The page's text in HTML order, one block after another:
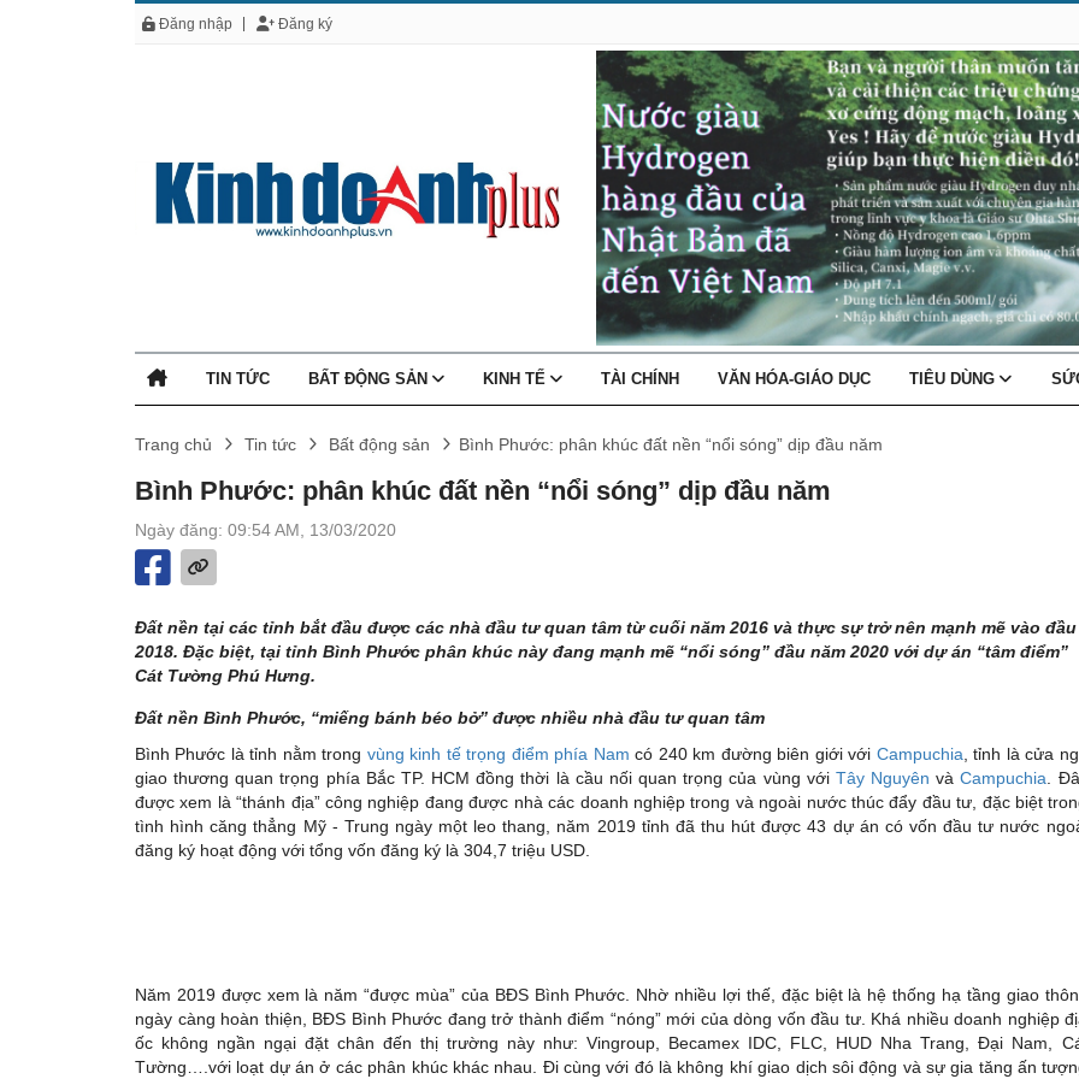
Đăng nhập Đăng ký
TIN TỨC BẤT ĐỘNG SẢN KINH TẾ TÀI CHÍNH VĂN HÓA-GIÁO DỤC TIÊU DÙNG
Trang chủ Tin tức Bất động sản Bình Phước: phân khúc đất nền “nổi sóng” dịp đầu năm
Bình Phước: phân khúc đất nền “nổi sóng” dịp đầu năm
Ngày đăng: 09:54 AM, 13/03/2020
Đất nền tại các tỉnh bắt đầu được các nhà đầu tư quan tâm từ cuối năm 2016 và thực sự trở nên mạnh mẽ vào đầu
2018. Đặc biệt, tại tỉnh Bình Phước phân khúc này đang mạnh mẽ “nổi sóng” đầu năm 2020 với dự án “tâm điểm”
Cát Tường Phú Hưng.
Đất nền Bình Phước, “miếng bánh béo bở” được nhiều nhà đầu tư quan tâm
Bình Phước là tỉnh nằm trong vùng kinh tế trọng điểm phía Nam có 240 km đường biên giới với Campuchia , tỉnh là cửa
giao thương quan trọng phía Bắc TP. HCM đồng thời là cầu nối quan trọng của vùng với Tây Nguyên vàCampuchia .
được xem là “thánh địa” công nghiệp đang được nhà các doanh nghiệp trong và ngoài nước thúc đẩy đầu tư, đặc biệt
tình hình căng thẳng Mỹ - Trung ngày một leo thang, năm 2019 tỉnh đã thu hút được 43 dự án có vốn đầu tư nước
đăng ký hoạt động với tổng vốn đăng ký là 304,7 triệu USD.
Năm 2019 được xem là năm “được mùa” của BĐS Bình Phước. Nhờ nhiều lợi thế, đặc biệt là hệ thống hạ tầng giao
ngày càng hoàn thiện, BĐS Bình Phước đang trở thành điểm “nóng” mới của dòng vốn đầu tư. Khá nhiều doanh nghiệp
ốc không ngần ngại đặt chân đến thị trường này như: Vingroup, Becamex IDC, FLC, HUD Nha Trang, Đại Nam,
Tường….với loạt dự án ở các phân khúc khác nhau. Đi cùng với đó là không khí giao dịch sôi động và sự gia tăng ấn